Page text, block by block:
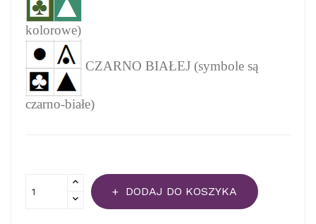
kolorowe)
CZARNO BIAŁEJ (symbole są
czarno-białe)
DODAJ DO KOSZYKA